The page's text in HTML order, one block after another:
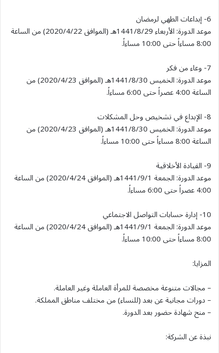
6- إبداعات الطهي لرمضان
موعد الدورة: الأربعاء 1441/8/29هـ (الموافق 2020/4/22) من الساعة
8:00 مساءاً حتى 10:00 مساءاً.
7- وعاء من فكر
موعد الدورة: الخميس 1441/8/30هـ (الموافق 2020/4/23) من
الساعة 4:00 عصراً حتى 6:00 مساءاً.
8- الإبداع في تشخيص وحل المشكلات
موعد الدورة: الخميس 1441/8/30هـ (الموافق 2020/4/23) من
الساعة 8:00 مساءاً حتى 10:00 مساءاً.
9- القيادة الأخلاقية
موعد الدورة: الجمعة 1441/9/1هـ (الموافق 2020/4/24) من الساعة
4:00 عصراً حتى 6:00 مساءاً.
10- إدارة حسابات التواصل الاجتماعي
موعد الدورة: الجمعة 1441/9/1هـ (الموافق 2020/4/24) من الساعة
8:00 مساءاً حتى 10:00 مساءاً.
المزايا:
– مجالات متنوعة مخصصة للمرأة العاملة وغير العاملة.
– دورات مجانية عن بعد (للنساء) من مختلف مناطق المملكة.
– منح شهادة حضور بعد الدورة.
نبذة عن الشركة: